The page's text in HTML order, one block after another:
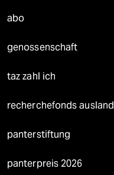
abo
genossenschaft
taz zahl ich
recherchefonds ausland
panterstiftung
panterpreis 2026